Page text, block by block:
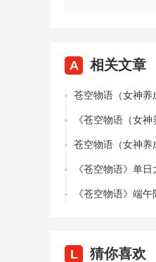
A 相关文章
《苍空物语》单
《苍空物语》端
L 猜你喜欢